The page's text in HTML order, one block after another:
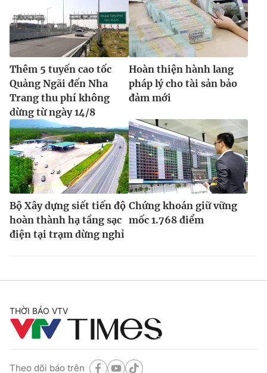
Thêm 5 tuyến cao tốc
Quảng Ngãi đến Nha
Trang thu phí không
dừng từ ngày 14/8
Hoàn thiện hành lang
pháp lý cho tài sản bảo
đảm mới
Bộ Xây dựng siết tiến độ
hoàn thành hạ tầng sạc
điện tại trạm dừng nghỉ
Chứng khoán giữ vững
mốc 1.768 điểm
THỜI BÁO VTV
Theo dõi báo trên